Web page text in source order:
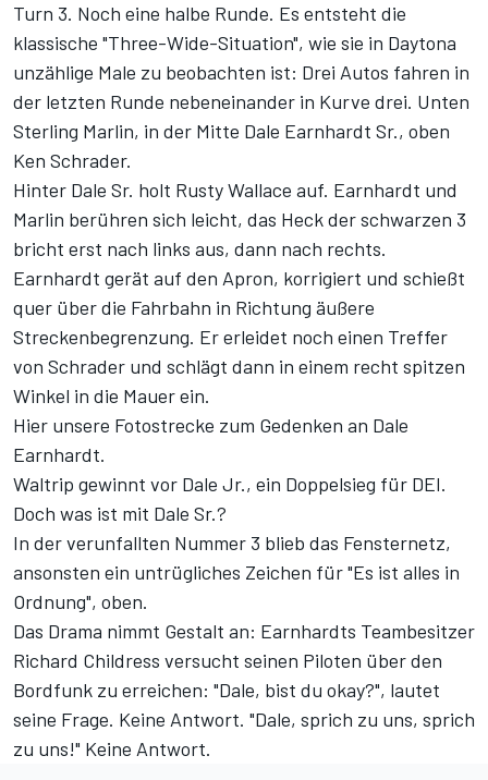
Turn 3. Noch eine halbe Runde. Es entsteht die
klassische "Three-Wide-Situation", wie sie in Daytona
unzählige Male zu beobachten ist: Drei Autos fahren in
der letzten Runde nebeneinander in Kurve drei. Unten
Sterling Marlin, in der Mitte Dale Earnhardt Sr., oben
Ken Schrader.
Hinter Dale Sr. holt Rusty Wallace auf. Earnhardt und
Marlin berühren sich leicht, das Heck der schwarzen 3
bricht erst nach links aus, dann nach rechts.
Earnhardt gerät auf den Apron, korrigiert und schießt
quer über die Fahrbahn in Richtung äußere
Streckenbegrenzung. Er erleidet noch einen Treffer
von Schrader und schlägt dann in einem recht spitzen
Winkel in die Mauer ein.
Hier unsere Fotostrecke zum Gedenken an Dale
Earnhardt.
Waltrip gewinnt vor Dale Jr., ein Doppelsieg für DEI.
Doch was ist mit Dale Sr.?
In der verunfallten Nummer 3 blieb das Fensternetz,
ansonsten ein untrügliches Zeichen für "Es ist alles in
Ordnung", oben.
Das Drama nimmt Gestalt an: Earnhardts Teambesitzer
Richard Childress versucht seinen Piloten über den
Bordfunk zu erreichen: "Dale, bist du okay?", lautet
seine Frage. Keine Antwort. "Dale, sprich zu uns, sprich
zu uns!" Keine Antwort.